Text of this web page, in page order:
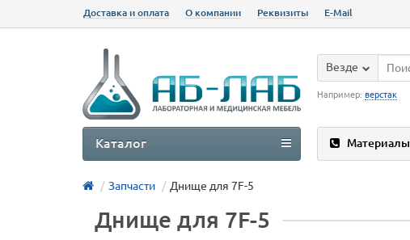
Доставка и оплата О компании Реквизиты E-Mail
Везде
Например: верстак
Материалы
Каталог
Запчасти Днище для 7F-5
Днище для 7F-5